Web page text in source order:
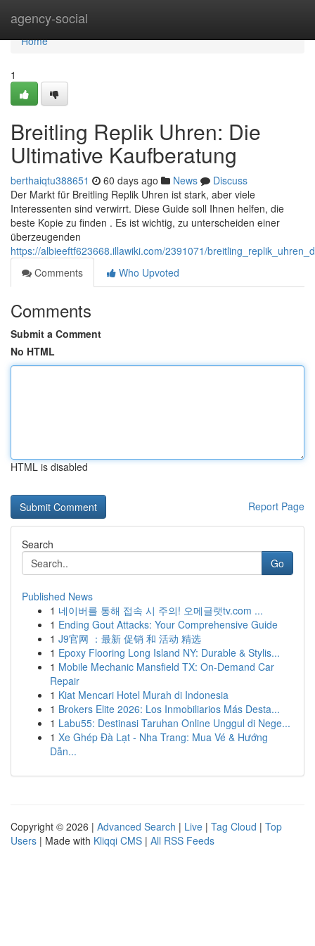
agency-social
Home
Home
1
Breitling Replik Uhren: Die
Ultimative Kaufberatung
berthaiqtu388651 60 days ago News
Discuss
Der Markt für Breitling Replik Uhren ist stark, aber viele
Interessenten sind verwirrt. Diese Guide soll Ihnen helfen, die
beste Kopie zu finden . Es ist wichtig, zu unterscheiden einer
überzeugenden
https://albieeftf623668.illawiki.com/2391071/
Comments
Who Upvoted
Comments
Submit a Comment
No HTML
HTML is disabled
Report Page
Search
Go
Published News
1 네이버를 통해 접속 시 주의! 오메글랫tv.com ...
1 Ending Gout Attacks: Your Comprehensive Guide
1 J9官网 ：最新 促销 和 活动 精选
1 Epoxy Flooring Long Island NY: Durable & Stylis...
1 Mobile Mechanic Mansfield TX: On-Demand Car
Repair
1 Kiat Mencari Hotel Murah di Indonesia
1 Brokers Elite 2026: Los Inmobiliarios Más Desta...
1 Labu55: Destinasi Taruhan Online Unggul di Nege...
1 Xe Ghép Đà Lạt - Nha Trang: Mua Vé & Hướng
Dẫn...
Copyright © 2026 | Advanced Search | Live | Tag Cloud | Top
Users | Made with Kliqqi CMS | All RSS Feeds